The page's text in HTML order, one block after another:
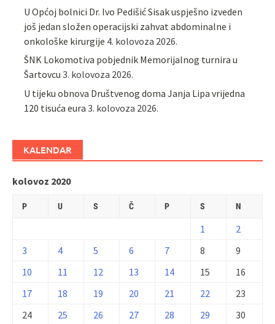
U Općoj bolnici Dr. Ivo Pedišić Sisak uspješno izveden
još jedan složen operacijski zahvat abdominalne i
onkološke kirurgije 4. kolovoza 2026.
ŠNK Lokomotiva pobjednik Memorijalnog turnira u
Šartovcu 3. kolovoza 2026.
U tijeku obnova Društvenog doma Janja Lipa vrijedna
120 tisuća eura 3. kolovoza 2026.
KALENDAR
kolovoz 2020
P U S Č P S N
1
2
3
4 5 6 7 8
9
10
11 12 13 14 15
16
17
18 19 20 21 22
23
24
25 26 27 28 29
30